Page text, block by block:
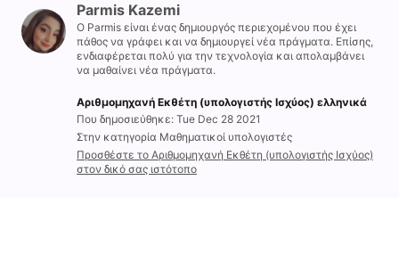
Parmis Kazemi
Ο Parmis είναι ένας δημιουργός περιεχομένου που έχει
πάθος να γράφει και να δημιουργεί νέα πράγματα. Επίσης,
ενδιαφέρεται πολύ για την τεχνολογία και απολαμβάνει
να μαθαίνει νέα πράγματα.
Αριθμομηχανή Εκθέτη (υπολογιστής Ισχύος) ελληνικά
Που δημοσιεύθηκε: Tue Dec 28 2021
Στην κατηγορία Μαθηματικοί υπολογιστές
Προσθέστε το Αριθμομηχανή Εκθέτη (υπολογιστής Ισχύος)
στον δικό σας ιστότοπο